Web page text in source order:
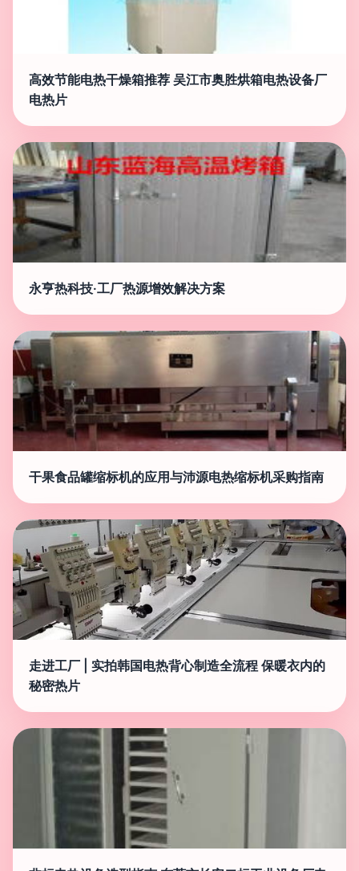
高效节能电热干燥箱推荐 吴江市奥胜烘箱电热设备厂
电热片
永亨热科技·工厂热源增效解决方案
干果食品罐缩标机的应用与沛源电热缩标机采购指南
走进工厂 | 实拍韩国电热背心制造全流程 保暖衣内的
秘密热片